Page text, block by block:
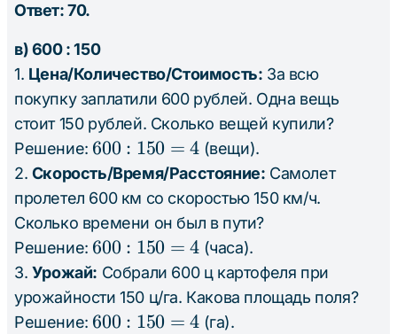
70
Ответ: 70.
в) 600 : 150
1. Цена/Количество/Стоимость: За всю
покупку заплатили 600 рублей. Одна вещь
стоит 150 рублей. Сколько вещей купили?
Решение: 600
:
150
=
4
600 : 150 = 4 (вещи).
2. Скорость/Время/Расстояние: Самолет
пролетел 600 км со скоростью 150 км/ч.
Сколько времени он был в пути?
Решение: 600
:
150
=
600 : 150 = 4 (часа).
3. Урожай: Собрали 600 ц картофеля при
урожайности 150 ц/га. Какова площадь поля?
Решение: 600
600 : 150 = 4 (га).